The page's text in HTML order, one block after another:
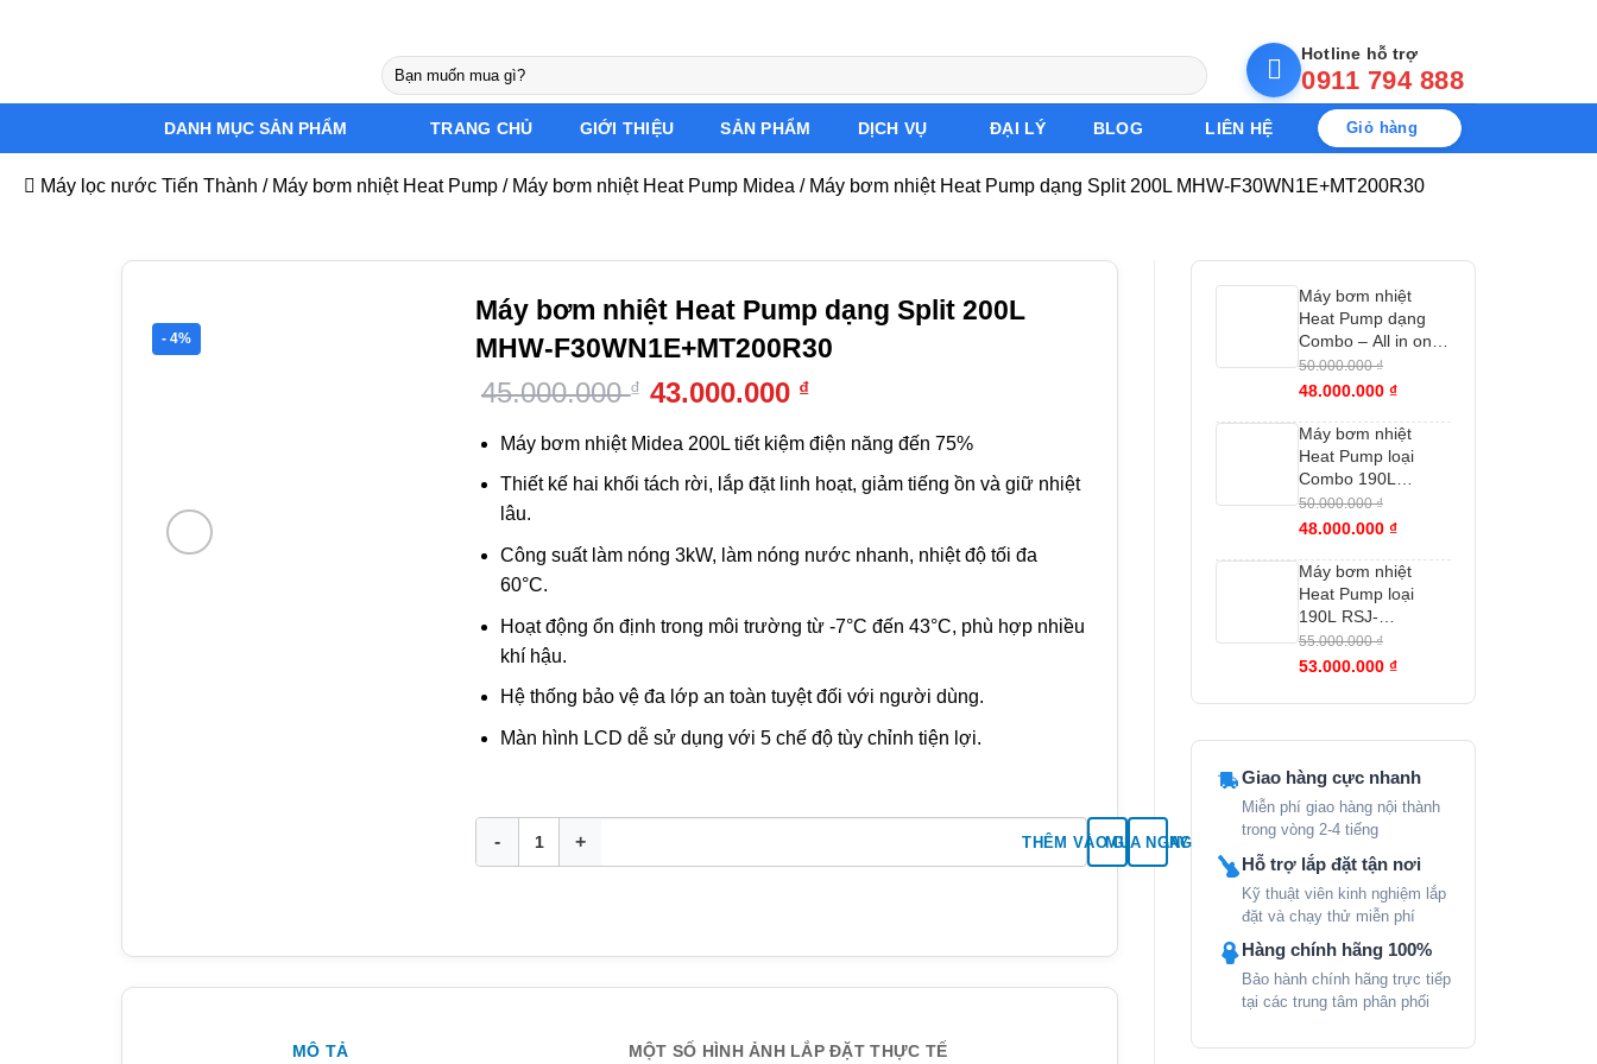
dung
Tìm
kiếm:
Hotline hỗ trợ
0911 794 888
DANH MỤC SẢN PHẨM TRANG CHỦ GIỚI THIỆU SẢN PHẨM DỊCH VỤ ĐẠI LÝ BLOG LIÊN HỆ Giỏ hàng
Máy lọc nước Tiến Thành / Máy bơm nhiệt Heat Pump / Máy bơm nhiệt Heat Pump Midea / Máy bơm nhiệt Heat Pump dạng Split 200L MHW-F30WN1E+MT200R30
Máy bơm nhiệt
Heat Pump dạng
Combo – All in one
loại 150L RSJ-
09/150RDN7-B1
50.000.000₫
48.000.000 ₫
Máy bơm nhiệt
Heat Pump loại
Combo 190L
RSJ15-190RDN3- E
50.000.000₫
48.000.000 ₫
Máy bơm nhiệt
Heat Pump loại
190L RSJ-
15/190RDN7-L2
55.000.000₫
53.000.000 ₫
Giao hàng cực nhanh
Miễn phí giao hàng nội thành
trong vòng 2-4 tiếng
Hỗ trợ lắp đặt tận nơi
Kỹ thuật viên kinh nghiệm lắp
đặt và chạy thử miễn phí
Hàng chính hãng 100%
Bảo hành chính hãng trực tiếp
tại các trung tâm phân phối
- 4%
Máy bơm nhiệt Heat Pump dạng Split 200L
MHW-F30WN1E+MT200R30
45.000.000₫
Giá
là:
45.000.000 ₫.
43.000.000 ₫
Giá
tại
là:
43.000.000 ₫.
Máy bơm nhiệt Midea 200L tiết kiệm điện năng đến 75%
Thiết kế hai khối tách rời, lắp đặt linh hoạt, giảm tiếng ồn và giữ nhiệt
lâu.
Công suất làm nóng 3kW, làm nóng nước nhanh, nhiệt độ tối đa
60°C.
Hoạt động ổn định trong môi trường từ -7°C đến 43°C, phù hợp nhiều
khí hậu.
Hệ thống bảo vệ đa lớp an toàn tuyệt đối với người dùng.
Màn hình LCD dễ sử dụng với 5 chế độ tùy chỉnh tiện lợi.
Máy bơm nhiệt Heat Pump dạng Split 200L MHW-F30WN1E+MT200R30 số lượng
THÊM VÀO GIỎ HÀNG
MUA NGAY
MÔ TẢ MỘT SỐ HÌNH ẢNH LẮP ĐẶT THỰC TẾ